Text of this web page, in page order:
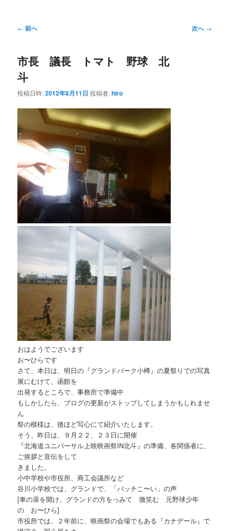
投
ビ
ゲ
ー
シ
← 前へ 次へ→
市長 議長 トマト 野球 北
斗
投稿日時:2012年8月11日 投稿者:hiro
おはようでございます
お〜ひらです
さて、本日は、明日の『グランドパーク小樽』の夏祭りでの写真
展にむけて、函館を
出発するところで、事務所で準備中
もしかしたら、ブログの更新がストップしてしまうかもしれませ
ん
祭の模様は、後ほど写心にて紹介いたします。
そう、昨日は、９月２２、２３日に開催
『北海道ユニバーサル上映映画祭IN北斗』の準備、各関係者に、
ご挨拶と宣伝をして
きました。
小中学校や市役所、商工会議所など
谷川小学校では、グランドで、「バッチこ〜い」の声
[車の扉を開け、グランドの方をっみて 微笑む 元野球少年
の お〜ひら]
市役所では、２年前に、映画祭の会場でもある『カナデール』で